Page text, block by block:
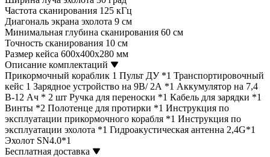
Частота сканирования 125 кГц
Диагональ экрана эхолота 9 см
Минимальная глубина сканирования 60 см
Точность сканирования 10 см
Размер кейса 600x400x280 мм
Описание комплектаций
Прикормочный кораблик 1 Пульт ДУ *1 Транспортировочный
кейс 1 Зарядное устройство на 9В/ 2А *1 Аккумулятор на 7,4
В-12 Ач * 2 шт Ручка для переноски *1 Кабель для зарядки *1
Винты *2 Полотенце для протирки *1 Инструкция по
эксплуатации прикормочного корабля *1 Инструкция по
эксплуатации эхолота *1 Гидроакустическая антенна 2,4G*1
Эхолот SN4.0*1
Бесплатная доставка